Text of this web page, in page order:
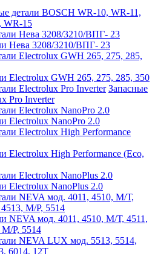
детали BOSCH WR-10, WR-11,
WR-15
Нева 3208/3210/ВПГ- 23
Electrolux GWH 265, 275, 285, 350
Запасные
Pro Inverter
Electrolux NanoPro 2.0
Electrolux High Performance (Eco,
Electrolux NanoPlus 2.0
NEVA мод. 4011, 4510, М/Т, 4511,
М/Р, 5514